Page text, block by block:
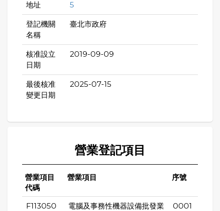
地址
5
登記機關
名稱
臺北市政府
核准設立
日期
2019-09-09
最後核准
變更日期
2025-07-15
營業登記項目
營業項目
代碼
營業項目 序號
F113050 電腦及事務性機器設備批發業 0001